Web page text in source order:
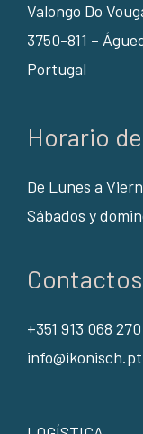
Valongo Do
3750-811 –
Portugal
Horario
De Lunes a
Sábados y
+351 913 068 270
info@ikonisch.pt